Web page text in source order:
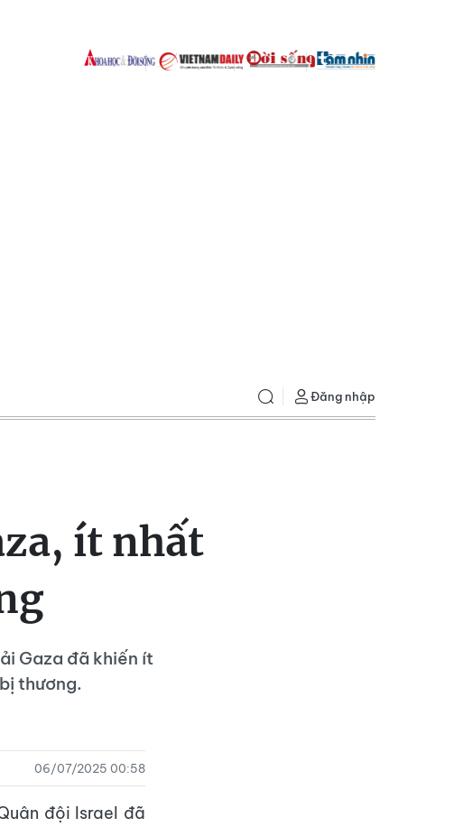
Đăng nhập
ít nhất
Gaza đã khiến ít
thương.
06/07/2025 00:58
đội Israel đã